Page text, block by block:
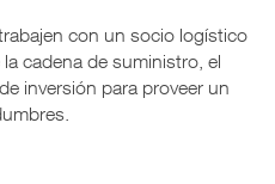
con un socio logístico
cadena de suministro, el
inversión para proveer un